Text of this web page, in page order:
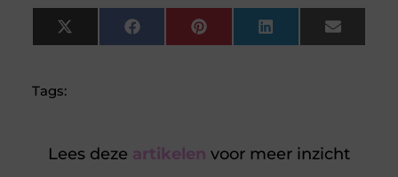
X
(Twitter)
FacebookPinterest LinkedIn Email
Tags:
Lees deze artikelen voor meer inzicht